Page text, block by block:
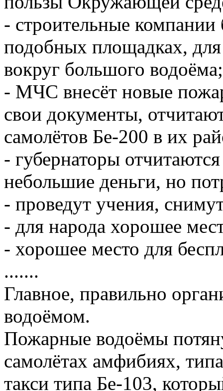
- строительные компании
подобных площадках,
вокруг большого водоёма;
- МЧС внесёт новые
свои документы,
самолётов Бе-200 в их
- губернаторы
небольшие деньги, но
- проведут учения,
- для народа хорошее
- хорошее место для
.......
Главное, правильно
водоёмом.
Пожарные водоёмы
самолётах амфибиях,
такси типа Бе-103,